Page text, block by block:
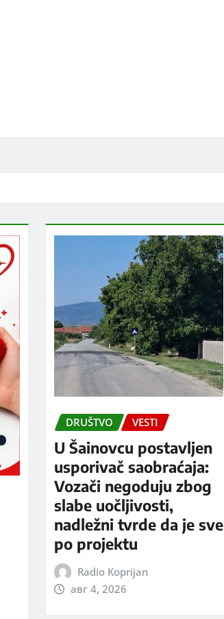
DRUŠTVO VESTI
U Šainovcu postavljen
usporivač saobraćaja:
Vozači negoduju zbog
slabe uočljivosti,
nadležni tvrde da je sve
po projektu
Radio Koprijan
авг 4, 2026